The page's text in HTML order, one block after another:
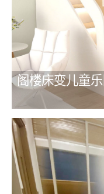
阁楼床变儿童